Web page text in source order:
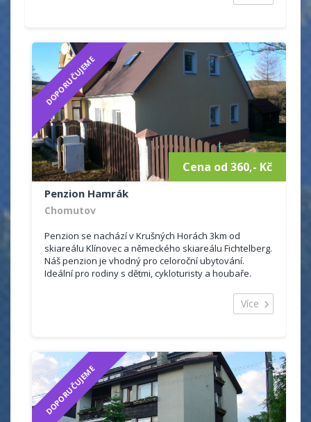
DOPORUČUJEME
Cena od 360,- Kč
Penzion Hamrák
Chomutov
Penzion se nachází v Krušných Horách 3km od
skiareálu Klínovec a německého skiareálu Fichtelberg.
Náš penzion je vhodný pro celoroční ubytování.
Ideální pro rodiny s dětmi, cykloturisty a houbaře.
Více
DOPORUČUJEME